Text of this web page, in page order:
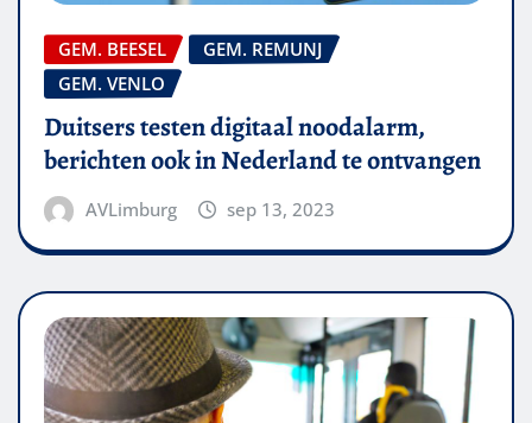
GEM. BEESEL
GEM. REMUNJ
GEM. VENLO
Duitsers testen digitaal noodalarm,
berichten ook in Nederland te ontvangen
AVLimburg sep 13, 2023